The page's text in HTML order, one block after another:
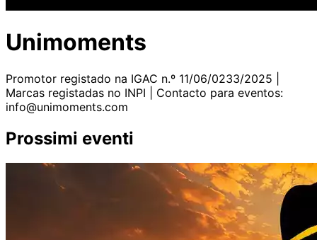
Unimoments
Promotor registado na IGAC n.º 11/06/0233/2025 |
Marcas registadas no INPI | Contacto para eventos:
info@unimoments.com
Prossimi eventi